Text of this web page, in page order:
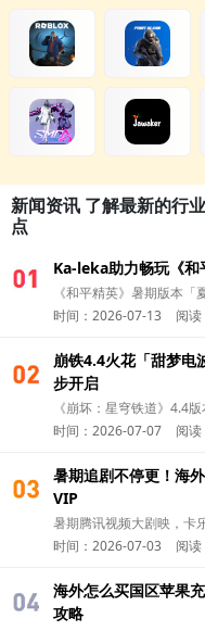
新闻资讯 了解最新的行
点
01
Ka-leka助力畅玩《和
《和平精英》暑期版本
家除了第一时间更新版本
时间：2026-07-13 阅
01
崩铁4.4火花「甜梦
步开启
《崩坏：星穹铁道》4.4
线。今天就和卡乐卡ka-
时间：2026-07-07 阅
01
暑期追剧不停更！海
VIP
暑期腾讯视频大剧映，卡
充，追剧无广告畅看一夏
时间：2026-07-03 阅
01
海外怎么买国区苹果
攻略